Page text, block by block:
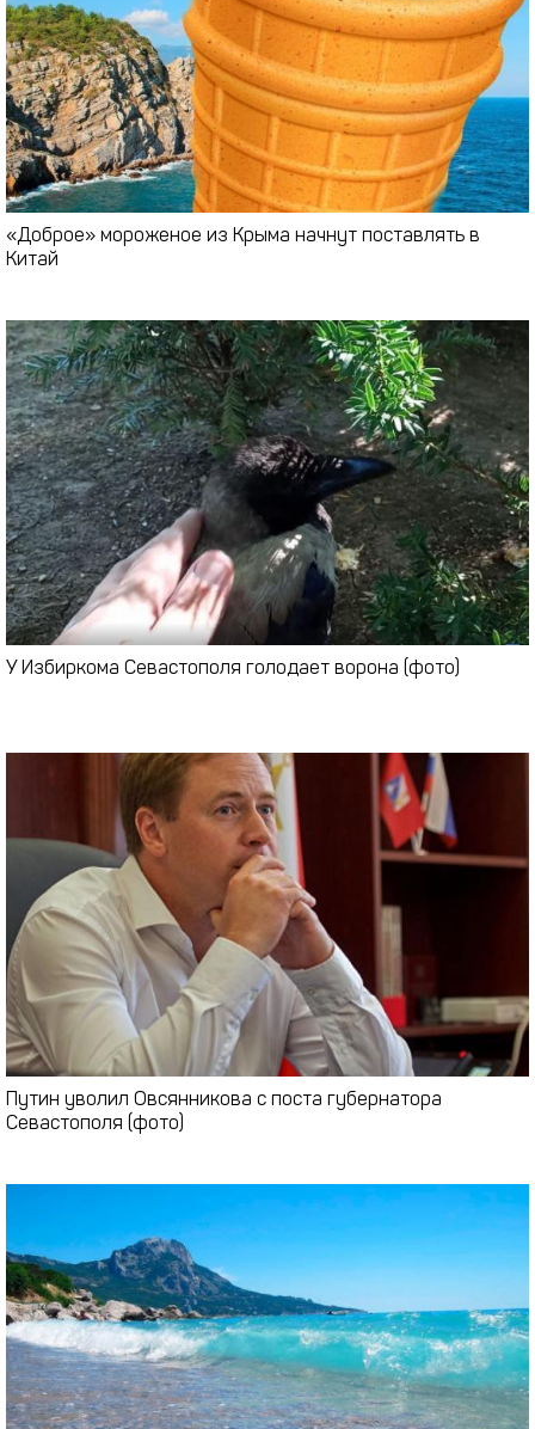
«Доброе» мороженое из Крыма начнут поставлять в
Китай
У Избиркома Севастополя голодает ворона (фото)
Путин уволил Овсянникова с поста губернатора
Севастополя (фото)